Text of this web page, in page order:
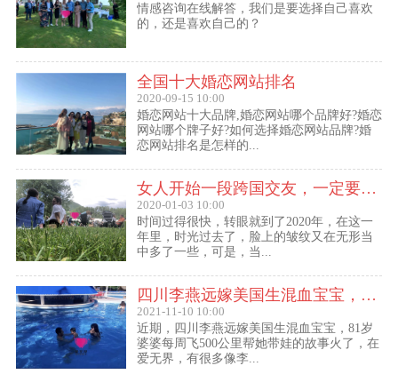
情感咨询在线解答，我们是要选择自己喜欢
的，还是喜欢自己的？
全国十大婚恋网站排名
2020-09-15 10:00
婚恋网站十大品牌,婚恋网站哪个品牌好?婚恋
网站哪个牌子好?如何选择婚恋网站品牌?婚
恋网站排名是怎样的...
女人开始一段跨国交友，一定要问自己这几个问题
2020-01-03 10:00
时间过得很快，转眼就到了2020年，在这一
年里，时光过去了，脸上的皱纹又在无形当
中多了一些，可是，当...
四川李燕远嫁美国生混血宝宝，这些跨国交友的真实故事可能你还没听过！
2021-11-10 10:00
近期，四川李燕远嫁美国生混血宝宝，81岁
婆婆每周飞500公里帮她带娃的故事火了，在
爱无界，有很多像李...